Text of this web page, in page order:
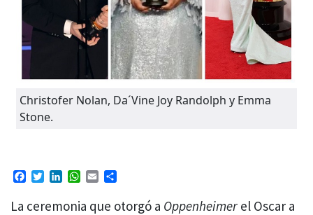
Christofer Nolan, Da´Vine Joy Randolph y Emma
Stone.
Facebook
TwitterLinkedIn
WhatsApp
Email
La ceremonia que otorgó a Oppenheimer el Oscar a